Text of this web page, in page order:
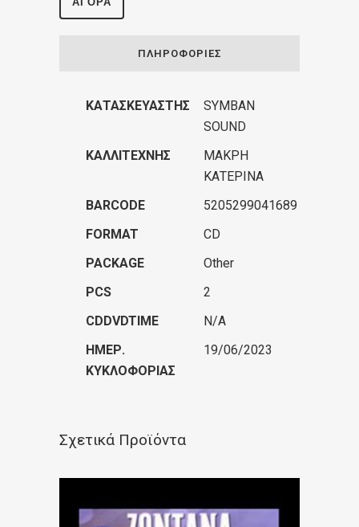
ΠΛΗΡΟΦΟΡΊΕΣ
ΚΑΤΑΣΚΕΥΑΣΤΉΣ
SYMBAN
SOUND
ΚΑΛΛΙΤΈΧΝΗΣ
ΜΑΚΡΗ
ΚΑΤΕΡΙΝΑ
BARCODE
5205299041689
FORMAT
CD
PACKAGE
Other
PCS
2
CDDVDTIME
N/A
ΗΜΕΡ.
ΚΥΚΛΟΦΟΡΊΑΣ
19/06/2023
Σχετικά Προϊόντα